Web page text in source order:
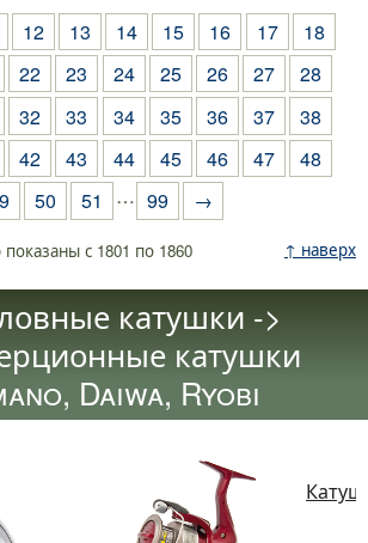
12 13 14 15 16 17
18
22 23 24 25 26 27
28
32 33 34 35 36 37
38
42 43 44 45 46 47
48
50 51 … 99 →
показаны с 1801 по 1860 ↑ наверх
катушки ->
катушки
Daiwa, Ryobi